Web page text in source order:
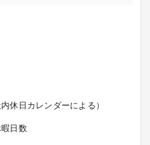
休日カレンダーによる）
日数